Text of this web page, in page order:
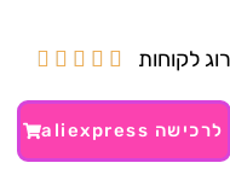
לקוחות 




לרכישה aliexpress